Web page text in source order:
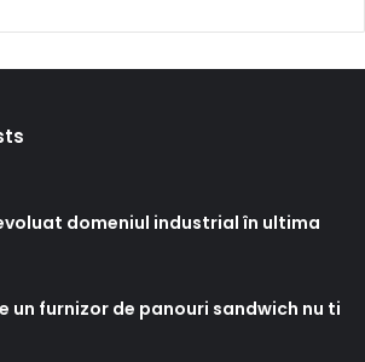
domeniul industrial în ultima
un furnizor de panouri sandwich nu ti